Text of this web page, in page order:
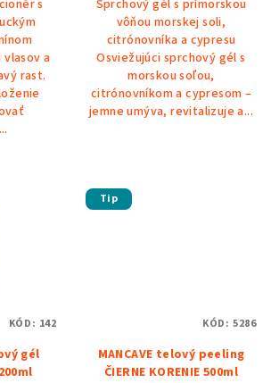
s
a
rast.
Sprchový gél s prímorskou
vôňou morskej soli,
citrónovníka a cypresu
Osviežujúci sprchový gél s
morskou soľou,
citrónovníkom a cypresom –
jemne umýva, revitalizuje a...
gél
KÓD: 142
Tip
MANCAVE telový peeling
ČIERNE KORENIE 500ml
KÓD: 5286